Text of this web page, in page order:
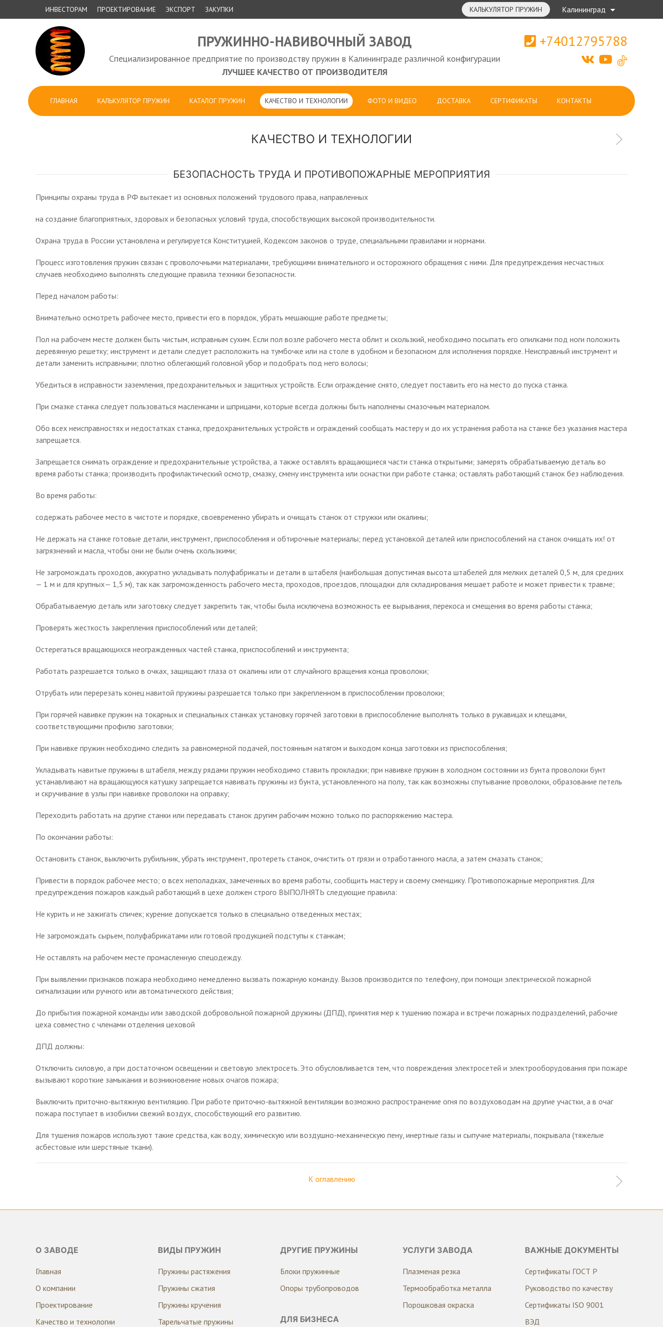
ИНВЕСТОРАМ ПРОЕКТИРОВАНИЕ ЭКСПОРТ ЗАКУПКИ КАЛЬКУЛЯТОР ПРУЖИН Калининград
ПРУЖИННО-НАВИВОЧНЫЙ ЗАВОД
Специализированное предприятие по производству пружин в Калининграде различной конфигурации
ЛУЧШЕЕ КАЧЕСТВО ОТ ПРОИЗВОДИТЕЛЯ
+74012795788
ГЛАВНАЯ КАЛЬКУЛЯТОР ПРУЖИН КАТАЛОГ ПРУЖИН КАЧЕСТВО И ТЕХНОЛОГИИ ФОТО И ВИДЕО ДОСТАВКА СЕРТИФИКАТЫ КОНТАКТЫ
КАЧЕСТВО И ТЕХНОЛОГИИ
БЕЗОПАСНОСТЬ ТРУДА И ПРОТИВОПОЖАРНЫЕ МЕРОПРИЯТИЯ
Принципы охраны труда в РФ вытекает из основных положений трудового права, направленных
на создание благоприятных, здоровых и безопасных условий труда, способствующих высокой производительности.
Охрана труда в России установлена и регулируется Конституцией, Кодексом законов о труде, специальными правилами и нормами.
Процесс изготовления пружин связан с проволочными материалами, требующими внимательного и осторожного обращения с ними. Для предупреждения несчастных
случаев необходимо выполнять следующие правила техники безопасности.
Перед началом работы:
Внимательно осмотреть рабочее место, привести его в порядок, убрать мешающие работе предметы;
Пол на рабочем месте должен быть чистым, исправным сухим. Если пол возле рабочего места облит и скользкий, необходимо посыпать его опилками под ноги положить
деревянную решетку; инструмент и детали следует расположить на тумбочке или на столе в удобном и безопасном для исполнения порядке. Неисправный инструмент и
детали заменить исправными; плотно облегающий головной убор и подобрать под него волосы;
Убедиться в исправности заземления, предохранительных и защитных устройств. Если ограждение снято, следует поставить его на место до пуска станка.
При смазке станка следует пользоваться масленками и шприцами, которые всегда должны быть наполнены смазочным материалом.
Обо всех неисправностях и недостатках станка, предохранительных устройств и ограждений сообщать мастеру и до их устранения работа на станке без указания мастера
запрещается.
Запрещается снимать ограждение и предохранительные устройства, а также оставлять вращающиеся части станка открытыми; замерять обрабатываемую деталь во
время работы станка; производить профилактический осмотр, смазку, смену инструмента или оснастки при работе станка; оставлять работающий станок без наблюдения.
Во время работы:
содержать рабочее место в чистоте и порядке, своевременно убирать и очищать станок от стружки или окалины;
Не держать на станке готовые детали, инструмент, приспособления и обтирочные материалы; перед установкой деталей или приспособлений на станок очищать их! от
загрязнений и масла, чтобы они не были очень скользкими;
Не загромождать проходов, аккуратно укладывать полуфабрикаты и детали в штабеля (наибольшая допустимая высота штабелей для мелких деталей 0,5 м, для средних
— 1 м и для крупных— 1,5 м), так как загроможденность рабочего места, проходов, проездов, площадки для складирования мешает работе и может привести к травме;
Обрабатываемую деталь или заготовку следует закрепить так, чтобы была исключена возможность ее вырывания, перекоса и смещения во время работы станка;
Проверять жесткость закрепления приспособлений или деталей;
Остерегаться вращающихся неогражденных частей станка, приспособлений и инструмента;
Работать разрешается только в очках, защищают глаза от окалины или от случайного вращения конца проволоки;
Отрубать или перерезать конец навитой пружины разрешается только при закрепленном в приспособлении проволоки;
При горячей навивке пружин на токарных и специальных станках установку горячей заготовки в приспособление выполнять только в рукавицах и клещами,
соответствующими профилю заготовки;
При навивке пружин необходимо следить за равномерной подачей, постоянным натягом и выходом конца заготовки из приспособления;
Укладывать навитые пружины в штабеля, между рядами пружин необходимо ставить прокладки; при навивке пружин в холодном состоянии из бунта проволоки бунт
устанавливают на вращающуюся катушку запрещается навивать пружины из бунта, установленного на полу, так как возможны спутывание проволоки, образование петель
и скручивание в узлы при навивке проволоки на оправку;
Переходить работать на другие станки или передавать станок другим рабочим можно только по распоряжению мастера.
По окончании работы:
Остановить станок, выключить рубильник, убрать инструмент, протереть станок, очистить от грязи и отработанного масла, а затем смазать станок;
Привести в порядок рабочее место; о всех неполадках, замеченных во время работы, сообщить мастеру и своему сменщику. Противопожарные мероприятия. Для
предупреждения пожаров каждый работающий в цехе должен строго ВЫПОЛНЯТЬ следующие правила:
Не курить и не зажигать спичек; курение допускается только в специально отведенных местах;
Не загромождать сырьем, полуфабрикатами или готовой продукцией подступы к станкам;
Не оставлять на рабочем месте промасленную спецодежду.
При выявлении признаков пожара необходимо немедленно вызвать пожарную команду. Вызов производится по телефону, при помощи электрической пожарной
сигнализации или ручного или автоматического действия;
До прибытия пожарной команды или заводской добровольной пожарной дружины (ДПД), принятия мер к тушению пожара и встречи пожарных подразделений, рабочие
цеха совместно с членами отделения цеховой
ДПД должны:
Отключить силовую, а при достаточном освещении и световую электросеть. Это обусловливается тем, что повреждения электросетей и электрооборудования при пожаре
вызывают короткие замыкания и возникновение новых очагов пожара;
Выключить приточно-вытяжную вентиляцию. При работе приточно-вытяжной вентиляции возможно распространение огня по воздуховодам на другие участки, а в очаг
пожара поступает в изобилии свежий воздух, способствующий его развитию.
Для тушения пожаров используют такие средства, как воду, химическую или воздушно-механическую пену, инертные газы и сыпучие материалы, покрывала (тяжелые
асбестовые или шерстяные ткани).
К оглавлению
О ЗАВОДЕ
Главная
О компании
Проектирование
Качество и технологии
ВИДЫ ПРУЖИН
Пружины растяжения
Пружины сжатия
Пружины кручения
Тарельчатые пружины
ДРУГИЕ ПРУЖИНЫ
Блоки пружинные
Опоры трубопроводов
ДЛЯ БИЗНЕСА
УСЛУГИ ЗАВОДА
Плазменая резка
Термообработка металла
Порошковая окраска
ВАЖНЫЕ ДОКУМЕНТЫ
Сертификаты ГОСТ Р
Руководство по качеству
Сертификаты ISO 9001
ВЭД